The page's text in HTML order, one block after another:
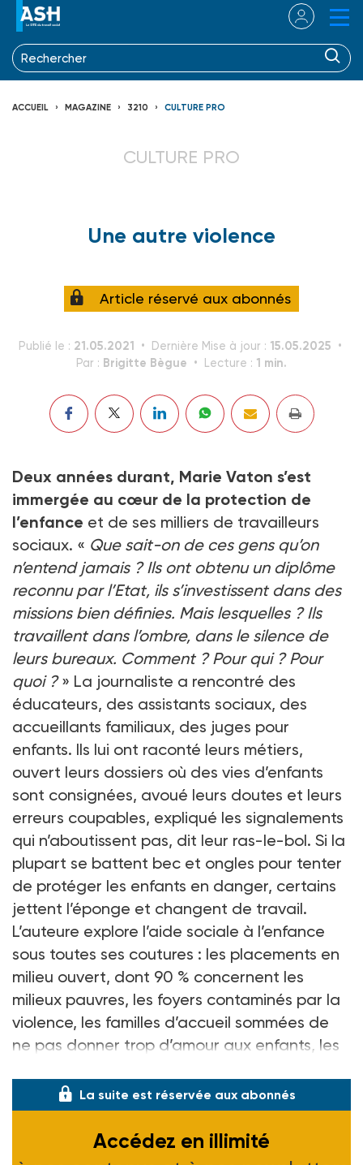
ACCUEIL MAGAZINE 3210 CULTURE PRO
CULTURE PRO
Une autre violence
Article réservé aux abonnés
Publié le : 21.05.2021 Dernière Mise à jour : 15.05.2025
Par : Brigitte Bègue Lecture : 1 min.
Deux années durant, Marie Vaton s’est
immergée au cœur de la protection de
l’enfance et de ses milliers de travailleurs
sociaux. « Que sait-on de ces gens qu’on
n’entend jamais ? Ils ont obtenu un diplôme
reconnu par l’Etat, ils s’investissent dans des
missions bien définies. Mais lesquelles ? Ils
travaillent dans l’ombre, dans le silence de
leurs bureaux. Comment ? Pour qui ? Pour
quoi ?» La journaliste a rencontré des
éducateurs, des assistants sociaux, des
accueillants familiaux, des juges pour
enfants. Ils lui ont raconté leurs métiers,
ouvert leurs dossiers où des vies d’enfants
sont consignées, avoué leurs doutes et leurs
erreurs coupables, expliqué les signalements
qui n’aboutissent pas, dit leur ras-le-bol. Si la
plupart se battent bec et ongles pour tenter
de protéger les enfants en danger, certains
jettent l’éponge et changent de travail.
L’auteure explore l’aide sociale à l’enfance
sous toutes ses coutures : les placements en
milieu ouvert, dont 90 % concernent les
milieux pauvres, les foyers contaminés par la
violence, les familles d’accueil sommées de
ne pas donner trop d’amour aux enfants, les
La suite est réservée aux abonnés
Accédez en illimité